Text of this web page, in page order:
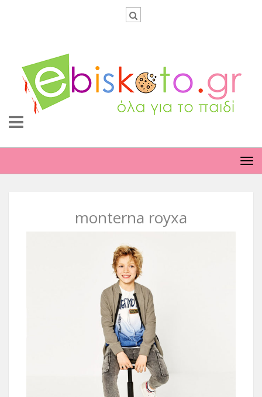
monterna royxa